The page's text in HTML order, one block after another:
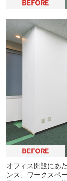
オフィス開設にあ
ンス、ワークスペ